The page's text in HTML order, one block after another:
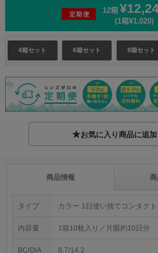
定期便 12箱
(1箱¥1,020)
4箱セット 6箱セット 8箱セット
★お気に入り商品に追加
商品情報
タイプ カラー 1日使い捨てコンタク
内容量 1箱10枚入り／片眼約10日分
BC/DIA 8.7/14.2